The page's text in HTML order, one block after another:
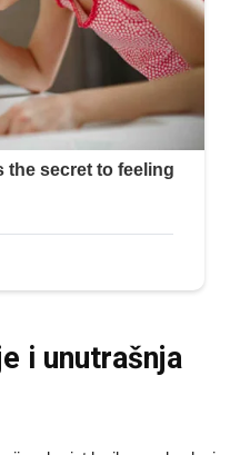
i unutrašnja